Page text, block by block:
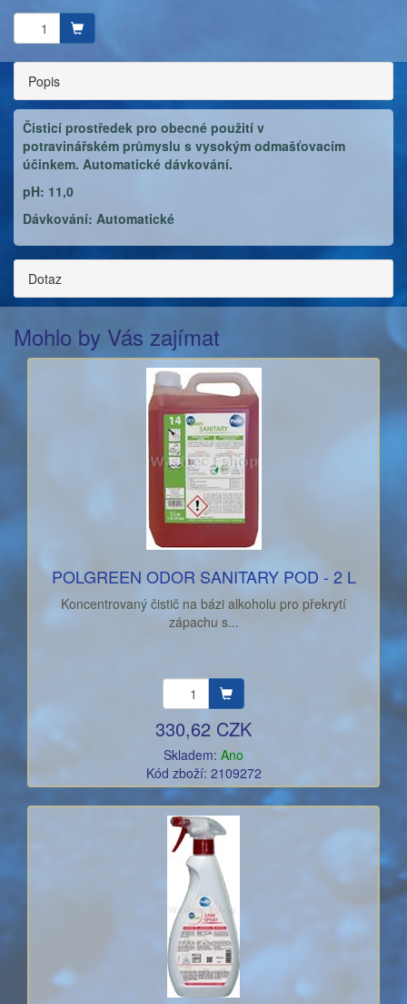
Popis
Čisticí prostředek pro obecné použití v
potravinářském průmyslu s vysokým odmašťovacím
účinkem. Automatické dávkování.
pH: 11,0
Dávkování: Automatické
Dotaz
Mohlo by Vás zajímat
POLGREEN ODOR SANITARY POD - 2 L
Koncentrovaný čistič na bázi alkoholu pro překrytí
zápachu s...
330,62 CZK
Skladem: Ano
Kód zboží: 2109272